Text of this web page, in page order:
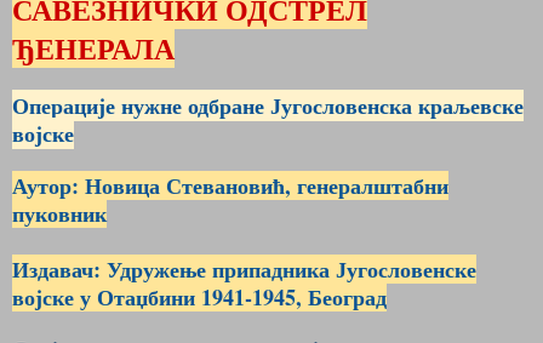
САВЕЗНИЧКИ ОДСТРЕЛ
ЂЕНЕРАЛА
Операције нужне одбране Југословенска краљевске
војске
Аутор: Новица Стевановић, генералштабни
пуковник
Издавач: Удружење припадника Југословенске
војске у Отаџбини 1941-1945, Београд